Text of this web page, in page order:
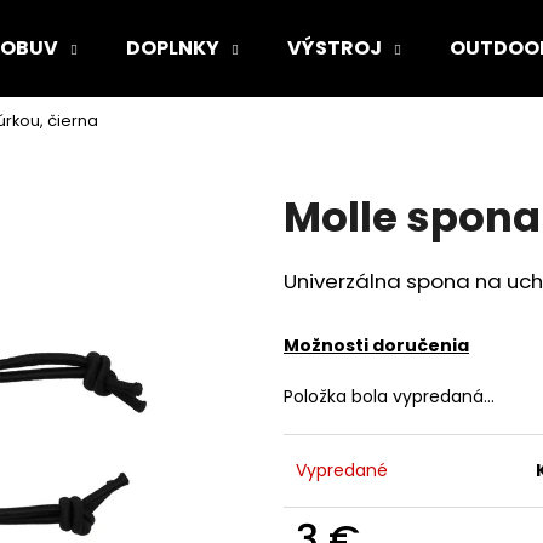
OBUV DOPLNKY VÝSTROJ
čierna
Molle
Univerzálna spona na
Možnosti doručenia
Položka bola vypredaná…
Vypredané
Čo potrebujete nájsť?
HĽADAŤ